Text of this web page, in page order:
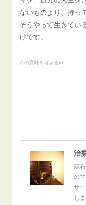
ないものより、持っ
そうやって生きてい
けです。
命の意味を考える(6)
治
麻
の
サ
し